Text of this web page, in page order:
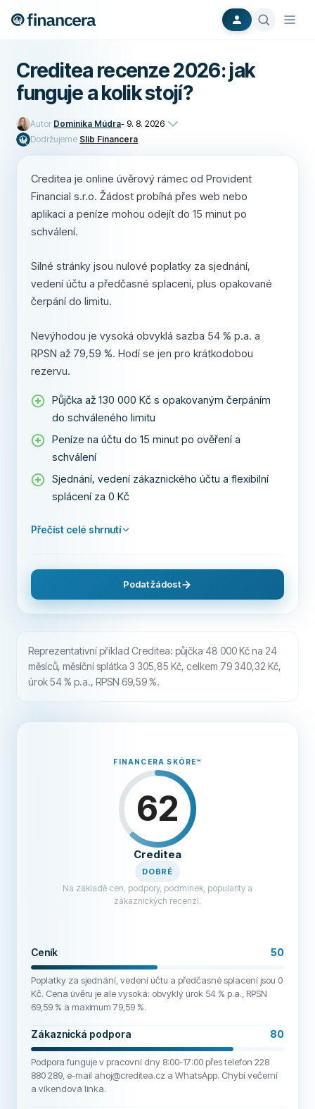
Creditea recenze 2026: jak
funguje a kolik stojí?
Autor Dominika Múdra- 9. 8. 2026
Dodržujeme Slib Financera
Creditea je online úvěrový rámec od Provident
Financial s.r.o. Žádost probíhá přes web nebo
aplikaci a peníze mohou odejít do 15 minut po
schválení.
Silné stránky jsou nulové poplatky za sjednání,
vedení účtu a předčasné splacení, plus opakované
čerpání do limitu.
Nevýhodou je vysoká obvyklá sazba 54 % p.a. a
RPSN až 79,59 %. Hodí se jen pro krátkodobou
rezervu.
Půjčka až 130 000 Kč s opakovaným čerpáním
do schváleného limitu
Peníze na účtu do 15 minut po ověření a
schválení
Sjednání, vedení zákaznického účtu a flexibilní
splácení za 0 Kč
Přečíst celé shrnutí
Podat žádost
Reprezentativní příklad Creditea: půjčka 48 000 Kč na 24
měsíců, měsíční splátka 3 305,85 Kč, celkem 79 340,32 Kč,
úrok 54 % p.a., RPSN 69,59 %.
FINANCERA SKÓRE™
62
Creditea
DOBRÉ
Na základě cen, podpory, podmínek, popularity a
zákaznických recenzí.
Ceník 50
Poplatky za sjednání, vedení účtu a předčasné splacení jsou 0
Kč. Cena úvěru je ale vysoká: obvyklý úrok 54 % p.a., RPSN
69,59 % a maximum 79,59 %.
Zákaznická podpora 80
Podpora funguje v pracovní dny 8:00-17:00 přes telefon 228
880 289, e-mail ahoj@creditea.cz a WhatsApp. Chybí večerní
a víkendová linka.